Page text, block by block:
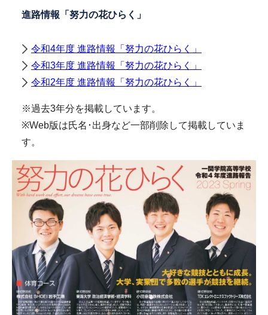
進路情報「努力の花ひらく」
令和4年度 進路情報「努力の花ひらく」
令和3年度 進路情報「努力の花ひらく」
令和2年度 進路情報「努力の花ひらく」
※過去3年分を掲載しています。
※Web版は氏名･出身など一部削除して掲載していま
す。